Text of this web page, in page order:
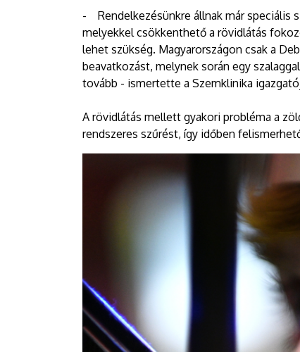
- Rendelkezésünkre állnak már speciális
melyekkel csökkenthető a rövidlátás
lehet szükség. Magyarországon csak a
beavatkozást, melynek során egy
tovább - ismertette a Szemklinika
A rövidlátás mellett gyakori probléma a
rendszeres szűrést, így időben